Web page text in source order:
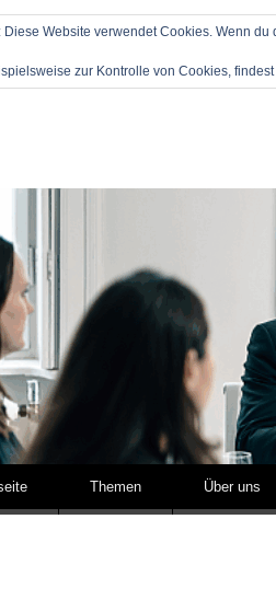
zum Inhalt Themen Über uns
Website verwendet Cookies. Wenn
zur Kontrolle von Cookies,